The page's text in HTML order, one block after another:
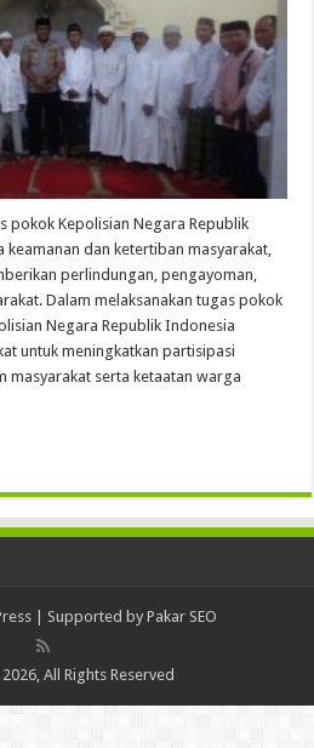
pokok Kepolisian Negara Republik
dan ketertiban masyarakat,
perlindungan, pengayoman,
Dalam melaksanakan tugas pokok
Negara Republik Indonesia
untuk meningkatkan partisipasi
masyarakat serta ketaatan warga
| Supported by Pakar SEO
All Rights Reserved